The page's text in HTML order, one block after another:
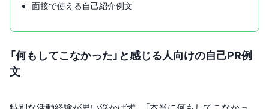
面接で使える自己紹介例文
「何もしてこなかった」と感じる人向けの自己PR例
文